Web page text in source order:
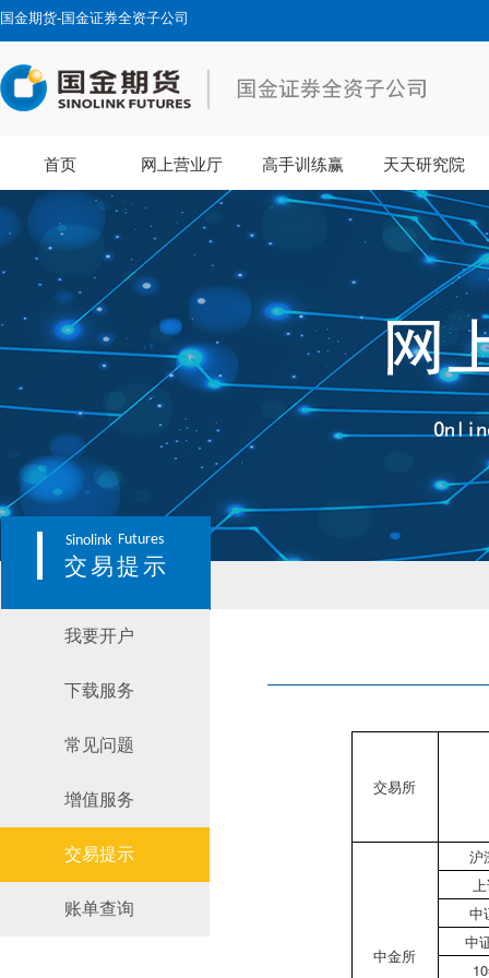
国金期货-国金证券全资子公司
首页 网上营业厅 高手训练赢 天天研究院
Sinolink Futures
交易提示
我要开户
下载服务
常见问题
增值服务
交易提示
账单查询
交易所
中金所
沪
中
中